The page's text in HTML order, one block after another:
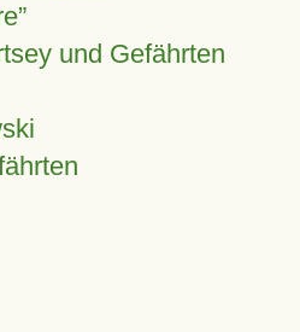
und Gefährten